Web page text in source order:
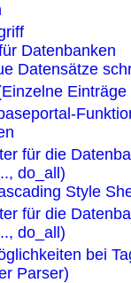
Datenbanken
Datensätze
für die
do_all)
Style
für die
do_all)
bei
Parser)